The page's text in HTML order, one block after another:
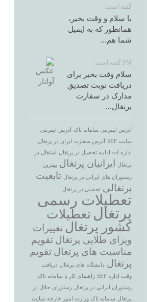
گفته است:
با سلام و وقت بخیر،
همانطور که به ایمیل
شما هم...
PM گفته است:
سلام وقت بخیر برای
دریافت نوبت تصدیق
مدارک در سفارت
پرتغال...
آدرس اینترنتی سامانه تاک
آدرس اینترنتی
سایت SEF
آدرس سفارت ایران در پرتغال
اداره sef
ادامه تحصیل در پرتغال اشتغال در
پرتغال ایرانیان پرتغال بهترین
رستوران های ایرانی در پرتغال تابعیت
پرتغالی تحصیل در پرتغال
تعطیلات رسمی
پرتغال تعطیلات
کشور پرتغال تغییرات
ویزای طلایی پرتغال تقویم
مناسبت های پرتغال تقویم
پرتغال دانشگاه های پرتغال دریافت
وقت اداره SEF
راهنمای کار با سامانه تاک
رستوران ایرانی در پرتغال رستوران حلال در
پرتغال سامانه تاک وزارت امور خارجه سایت